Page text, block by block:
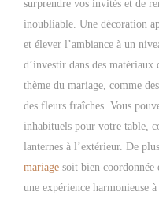
surprendre vos invités et de
inoubliable. Une décoration
et élever l’ambiance à un
d’investir dans des matériaux
thème du mariage, comme
des fleurs fraîches. Vous
inhabituels pour votre table,
lanternes à l’extérieur. De
mariage soit bien
une expérience harmonieuse